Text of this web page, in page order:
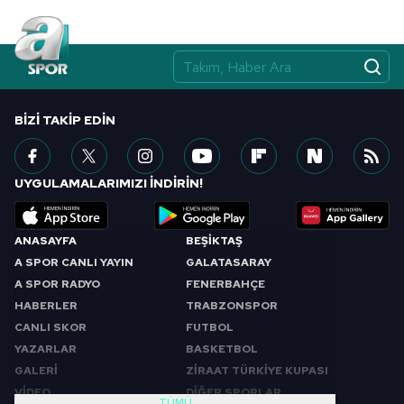
ANASAYFA
A SPOR CANLI YAYIN
A SPOR RADYO
HABERLER
CANLI SKOR
YAZARLAR
GALERİ
VİDEO
BEŞİKTAŞ
GALATASARAY
FENERBAHÇE
TRABZONSPOR
FUTBOL
BASKETBOL
ZİRAAT TÜRKİYE KUPASI
DİĞER SPORLAR
BIZI TAKIP EDIN
UYGULAMALARIMIZI İNDİRİN!